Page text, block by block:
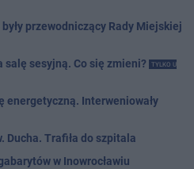
przewodniczący Rady Miejskiej
salę sesyjną. Co się zmieni?
TYLKO U
energetyczną. Interweniowały
Ducha. Trafiła do szpitala
w Inowrocławiu